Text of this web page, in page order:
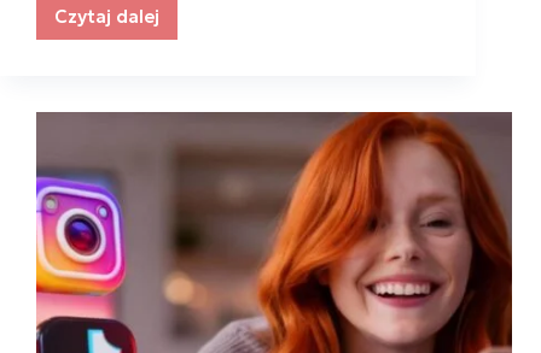
Czytaj dalej
24
zbudować
zaufanie
jak
Stories
stają
się
fundamentem
wizerunku.